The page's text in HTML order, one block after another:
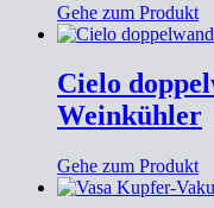
Gehe zum Produkt
Cielo
Weinkühler
Gehe zum Produkt